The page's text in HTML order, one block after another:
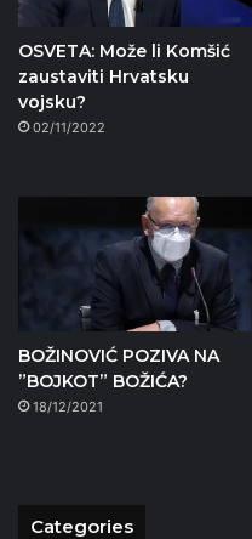
OSVETA: Može li Komšić
zaustaviti Hrvatsku
vojsku?
02/11/2022
BOŽINOVIĆ POZIVA NA
”BOJKOT” BOŽIĆA?
18/12/2021
Categories